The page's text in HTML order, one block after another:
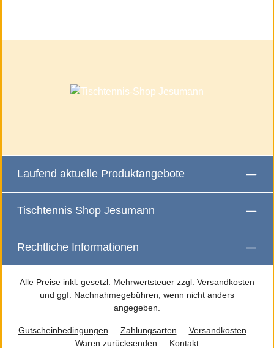
Laufend aktuelle Produktangebote
Tischtennis Shop Jesumann
Rechtliche Informationen
Alle Preise inkl. gesetzl. Mehrwertsteuer zzgl. Versandkosten
und ggf. Nachnahmegebühren, wenn nicht anders
angegeben.
Gutscheinbedingungen Zahlungsarten
Versandkosten
Waren zurücksenden
Kontakt